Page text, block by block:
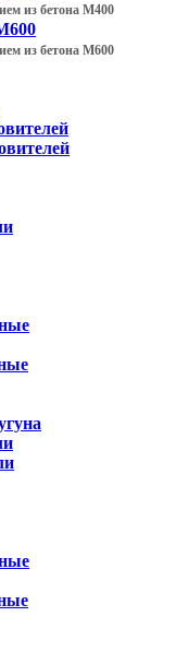
из бетона М400
из бетона М600